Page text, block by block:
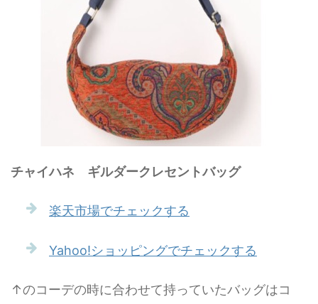
チャイハネ ギルダークレセントバッグ
楽天市場でチェックする
Yahoo!ショッピングでチェックする
↑のコーデの時に合わせて持っていたバッグはコ